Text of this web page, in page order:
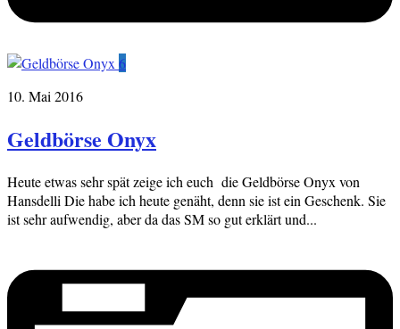
6
10. Mai 2016
Geldbörse Onyx
Heute etwas sehr spät zeige ich euch die Geldbörse Onyx von
Hansdelli Die habe ich heute genäht, denn sie ist ein Geschenk. Sie
ist sehr aufwendig, aber da das SM so gut erklärt und...